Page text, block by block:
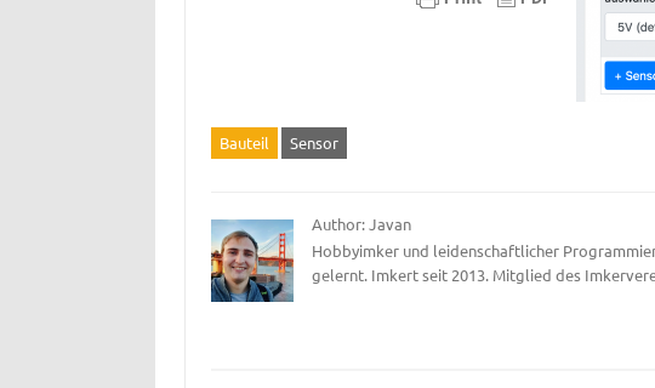
Bauteil Sensor
Author: Javan
Hobbyimker und leidenschaftlicher
gelernt. Imkert seit 2013. Mitglied des